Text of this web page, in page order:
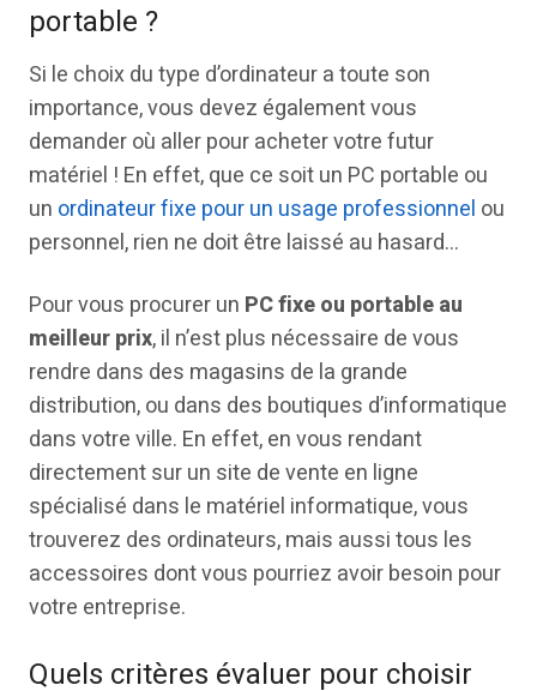
portable ?
Si le choix du type d’ordinateur a toute son
importance, vous devez également vous
demander où aller pour acheter votre futur
matériel ! En effet, que ce soit un PC portable ou
un ordinateur fixe pour un usage professionnel ou
personnel, rien ne doit être laissé au hasard…
Pour vous procurer un PC fixe ou portable au
meilleur prix, il n’est plus nécessaire de vous
rendre dans des magasins de la grande
distribution, ou dans des boutiques d’informatique
dans votre ville. En effet, en vous rendant
directement sur un site de vente en ligne
spécialisé dans le matériel informatique, vous
trouverez des ordinateurs, mais aussi tous les
accessoires dont vous pourriez avoir besoin pour
votre entreprise.
Quels critères évaluer pour choisir